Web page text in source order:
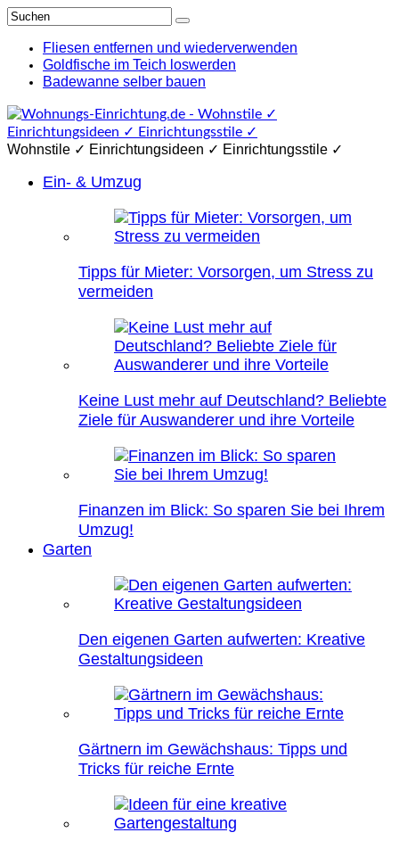
Fliesen entfernen und wiederverwenden
Goldfische im Teich loswerden
Badewanne selber bauen
Wohnstile ✓ Einrichtungsideen ✓ Einrichtungsstile ✓
Ein- & Umzug
Tipps für Mieter: Vorsorgen, um Stress zu
vermeiden
Keine Lust mehr auf Deutschland? Beliebte
Ziele für Auswanderer und ihre Vorteile
Finanzen im Blick: So sparen Sie bei Ihrem
Umzug!
Garten
Den eigenen Garten aufwerten: Kreative
Gestaltungsideen
Gärtnern im Gewächshaus: Tipps und
Tricks für reiche Ernte